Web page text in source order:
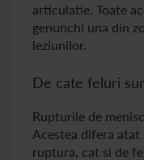
articulatie. Toate
genunchi una din
leziunilor.
De cate feluri
Rupturile de
Acestea difera
ruptura, cat si de